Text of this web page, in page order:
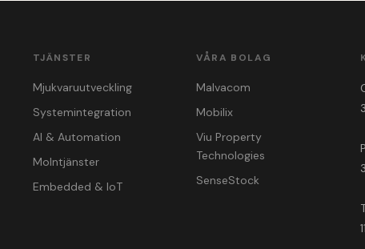
TJÄNSTER
Mjukvaruutveckling
Systemintegration
AI & Automation
Molntjänster
Embedded & IoT
VÅRA BOLAG
Malvacom
Mobilix
Viu Property
Technologies
SenseStock